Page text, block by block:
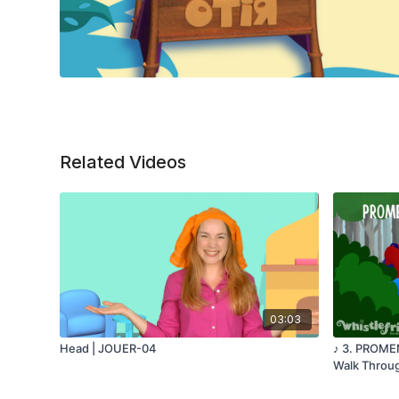
Related Videos
03:03
Head | JOUER-04
♪ 3. PROMENONS NOUS DANS LES BOIS (Let's
Walk